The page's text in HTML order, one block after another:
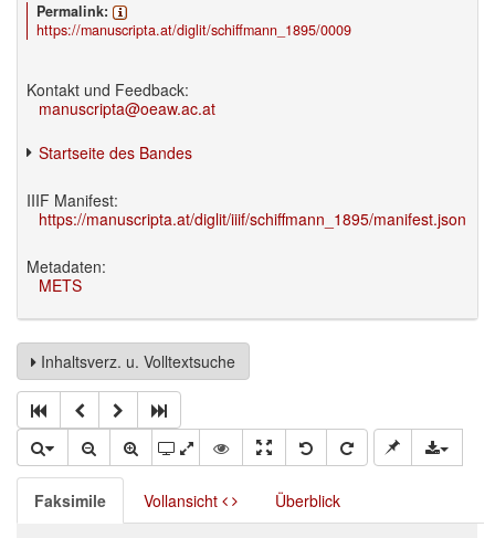
Permalink:
https://manuscripta.at/diglit/schiffmann_1895/0009
Kontakt und Feedback:
manuscripta@oeaw.ac.at
Startseite des Bandes
IIIF Manifest:
https://manuscripta.at/diglit/iiif/schiffmann_1895/manifest.json
Metadaten:
METS
Inhaltsverz. u. Volltextsuche
Faksimile Vollansicht Überblick